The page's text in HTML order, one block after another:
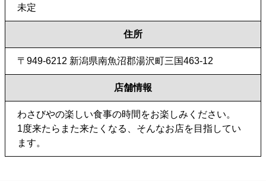
未定
住所
〒949-6212 新潟県南魚沼郡湯沢町三国463-12
店舗情報
わさびやの楽しい食事の時間をお楽しみください。
1度来たらまた来たくなる、そんなお店を目指してい
ます。